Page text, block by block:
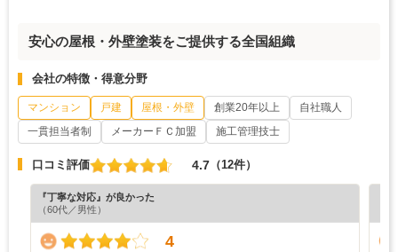
安心の屋根・外壁塗装をご提供する全国組織
会社の特徴・得意分野
マンション 戸建 屋根・外壁 創業20年以上
自社職人
一貫担当者制
メーカーＦＣ加盟 施工管理技士
口コミ評価 4.7 （12件）
『丁寧な対応』が良かった
（60代／男性）
4